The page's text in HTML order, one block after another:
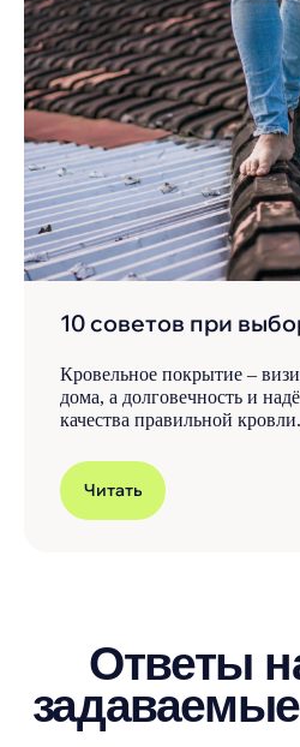
10 советов при
Кровельное покрытие –
дома, а долговечность и
качества правильной кровли.
Читать